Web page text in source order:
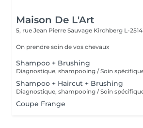
Maison De L'Art
5, rue Jean Pierre Sauvage Kirchberg L-2514
On prendre soin de vos chevaux
Shampoo + Brushing
Shampoo + Haircut + Brushing
Coupe Frange